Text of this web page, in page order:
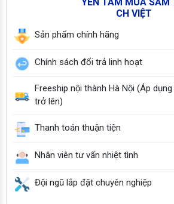
CH VIỆT
Sản phẩm chính hãng
Chính sách đổi trả linh hoạt
Freeship nội thành Hà Nội (Áp
trở lên)
Thanh toán thuận tiện
Nhân viên tư vấn nhiệt tình
Đội ngũ lắp đặt chuyên nghiệp